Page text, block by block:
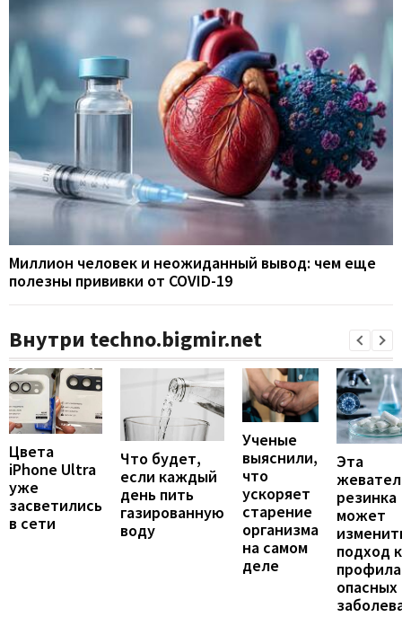
Миллион человек и неожиданный вывод: чем еще
полезны прививки от COVID-19
Внутри techno.bigmir.net
Цвета
iPhone Ultra
уже
засветились
в сети
Что будет,
если каждый
день пить
газированную
воду
Ученые
выяснили,
что
ускоряет
старение
организма
на самом
деле
Эта
резинка
может
подход к
опасных